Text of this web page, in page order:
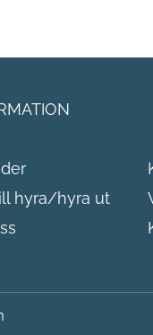
hyra/hyra ut